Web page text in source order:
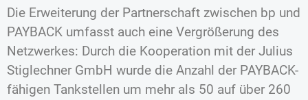
Die Erweiterung der Partnerschaft zwischen bp und
PAYBACK umfasst auch eine Vergrößerung des
Netzwerkes: Durch die Kooperation mit der Julius
Stiglechner GmbH wurde die Anzahl der PAYBACK-
fähigen Tankstellen um mehr als 50 auf über 260